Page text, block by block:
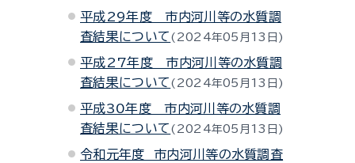
平成29年度 市内河川等の水質調
査結果について
2024年05月13日
平成27年度 市内河川等の水質調
査結果について
2024年05月13日
平成30年度 市内河川等の水質調
査結果について
2024年05月13日
令和元年度 市内河川等の水質調査